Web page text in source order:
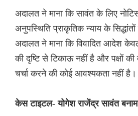
अदालत ने माना कि सावंत के लिए
अनुपस्थिति प्राकृतिक न्याय के
अदालत ने माना कि विवादित आदेश
की दृष्टि से टिकाऊ नहीं है और पक्षों की
चर्चा करने की कोई आवश्यकता नहीं है।
केस टाइटल- योगेश राजेंद्र सावंत बनाम